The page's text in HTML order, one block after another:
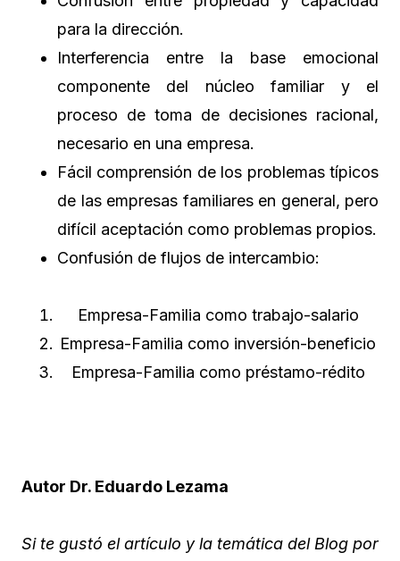
para la dirección.
Interferencia entre la base emocional
componente del núcleo familiar y el
proceso de toma de decisiones racional,
necesario en una empresa.
Fácil comprensión de los problemas típicos
de las empresas familiares en general, pero
difícil aceptación como problemas propios.
Confusión de flujos de intercambio:
Empresa-Familia como trabajo-salario
Empresa-Familia como inversión-beneficio
Empresa-Familia como préstamo-rédito
Autor Dr. Eduardo Lezama
Si te gustó el artículo y la temática del Blog por